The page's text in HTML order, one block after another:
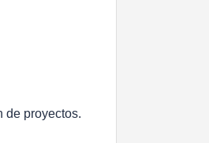
de proyectos.